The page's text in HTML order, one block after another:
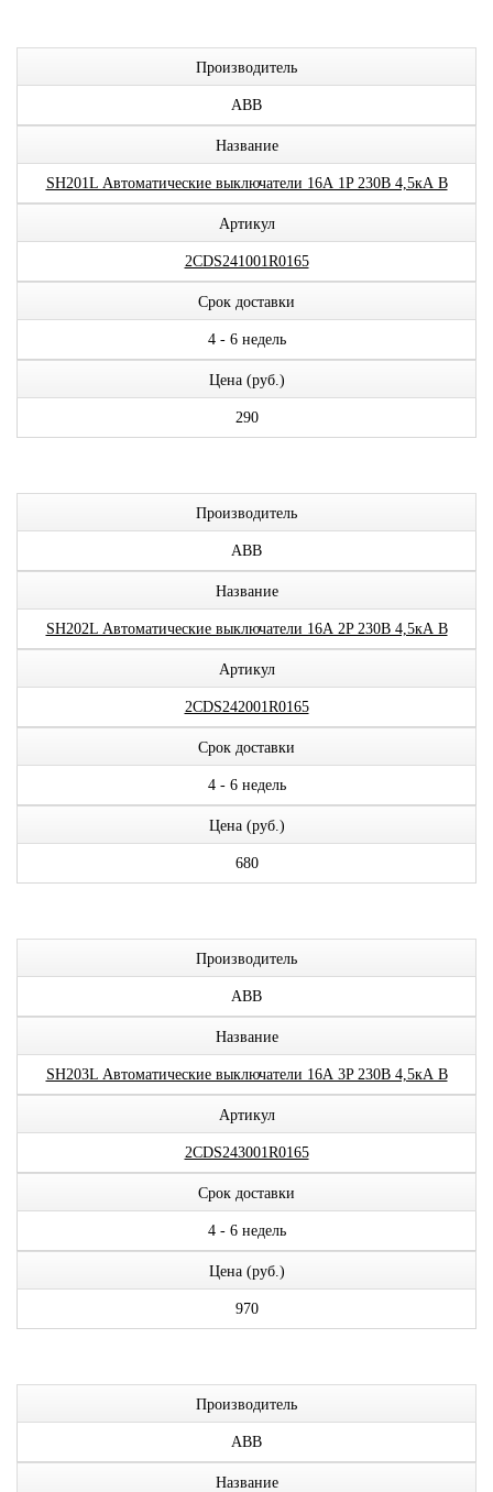
Производитель
ABB
Название
SH201L Автоматические выключатели 16А 1P 230В 4,5кА B
Артикул
2CDS241001R0165
Срок доставки
4 - 6 недель
Цена (руб.)
290
Производитель
ABB
Название
SH202L Автоматические выключатели 16А 2P 230В 4,5кА B
Артикул
2CDS242001R0165
Срок доставки
4 - 6 недель
Цена (руб.)
680
Производитель
ABB
Название
SH203L Автоматические выключатели 16А 3P 230В 4,5кА B
Артикул
2CDS243001R0165
Срок доставки
4 - 6 недель
Цена (руб.)
970
Производитель
ABB
Название